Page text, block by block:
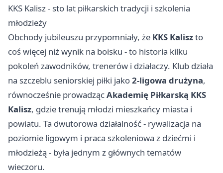
KKS Kalisz - sto lat piłkarskich tradycji i szkolenia
młodzieży
Obchody jubileuszu przypomniały, że KKS Kaliszto
coś więcej niż wynik na boisku - to historia kilku
pokoleń zawodników, trenerów i działaczy. Klub działa
na szczeblu seniorskiej piłki jako2-ligowa drużyna,
równocześnie prowadzącAkademię Piłkarską KKS
Kalisz, gdzie trenują młodzi mieszkańcy miasta i
powiatu. Ta dwutorowa działalność - rywalizacja na
poziomie ligowym i praca szkoleniowa z dziećmi i
młodzieżą - była jednym z głównych tematów
wieczoru.